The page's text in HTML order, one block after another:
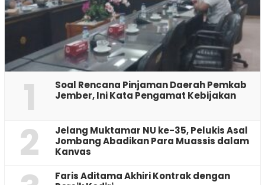
1
‎Soal Rencana Pinjaman Daerah Pemkab
Jember, Ini Kata Pengamat Kebijakan ‎
2
Jelang Muktamar NU ke-35, Pelukis Asal
Jombang Abadikan Para Muassis dalam
Kanvas
Faris Aditama Akhiri Kontrak dengan